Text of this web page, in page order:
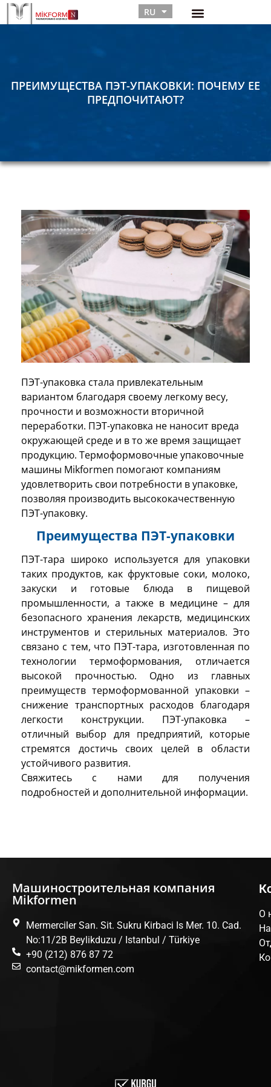
RU
TR
ПРЕИМУЩЕСТВА ПЭТ-УПАКОВКИ: ПОЧЕМУ ЕЕ
ПРЕДПОЧИТАЮТ?
ПЭТ-упаковка стала привлекательным
вариантом благодаря своему легкому весу,
прочности и возможности вторичной
переработки. ПЭТ-упаковка не наносит вреда
окружающей среде и в то же время защищает
продукцию. Термоформовочные упаковочные
машины Mikformen помогают компаниям
удовлетворить свои потребности в упаковке,
позволяя производить высококачественную
ПЭТ-упаковку.
Преимущества ПЭТ-упаковки
ПЭТ-тара широко используется для упаковки
таких продуктов, как фруктовые соки, молоко,
закуски и готовые блюда в пищевой
промышленности, а также в медицине – для
безопасного хранения лекарств, медицинских
инструментов и стерильных материалов. Это
связано с тем, что ПЭТ-тара, изготовленная по
технологии термоформования, отличается
высокой прочностью. Одно из главных
преимуществ термоформованной упаковки –
снижение транспортных расходов благодаря
легкости конструкции. ПЭТ-упаковка –
отличный выбор для предприятий, которые
стремятся достичь своих целей в области
устойчивого развития.
Свяжитесь с нами для получения
подробностей и дополнительной информации.
Машиностроительная компания
Mikformen
Mermerciler San. Sit. Sukru Kirbaci Is Mer. 10. Cad.
No:11/2B Beylikduzu / Istanbul / Türkiye
+90 (212) 876 87 72
contact@mikformen.com
О